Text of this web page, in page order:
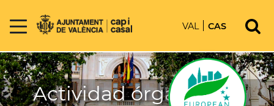
VAL CAS
Actividad órganos de